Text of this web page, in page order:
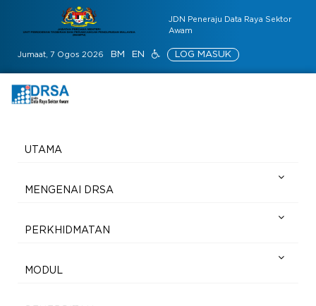
JDN Peneraju Data Raya Sektor
Awam
Jumaat, 7 Ogos 2026 BM EN LOG MASUK
UTAMA
MENGENAI DRSA
PERKHIDMATAN
MODUL